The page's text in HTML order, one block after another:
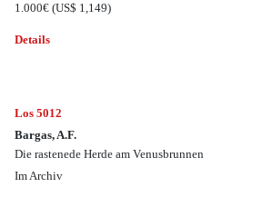
1.000€(US$ 1,149)
Details
Los 5012
Bargas, A.F.
Die rastenede Herde am Venusbrunnen
Im Archiv